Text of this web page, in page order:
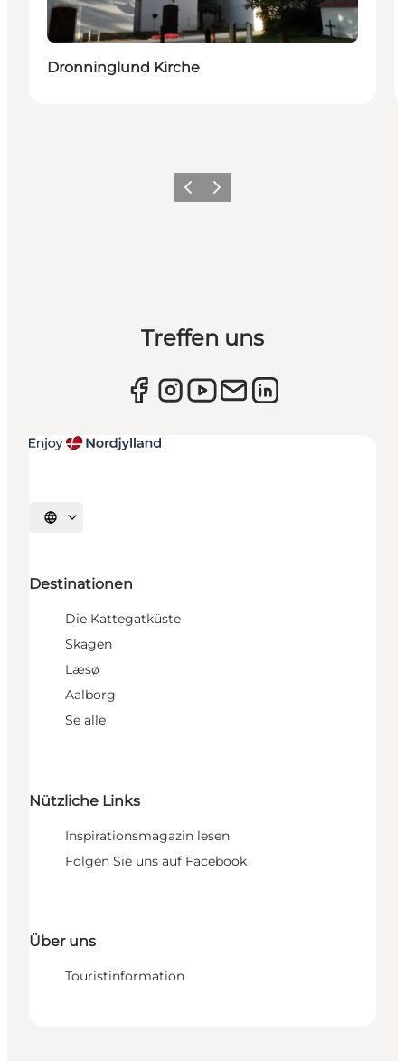
Dronninglund Kirche
ZurückWeiter
Treffen uns
Sprache auswählen
Destinationen
Die Kattegatküste
Skagen
Læsø
Aalborg
Se alle
Nützliche Links
Inspirationsmagazin lesen
Folgen Sie uns auf Facebook
Über uns
Touristinformation